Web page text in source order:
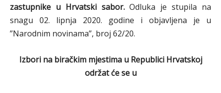
zastupnike u Hrvatski sabor.Odluka je stupila na
snagu 02. lipnja 2020. godine i objavljena je u
”Narodnim novinama”, broj 62/20.
Izbori na biračkim mjestima u Republici Hrvatskoj
održat će se u